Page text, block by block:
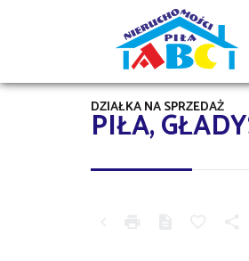
PIŁA,
DZIAŁKA NA SPRZEDAŻ